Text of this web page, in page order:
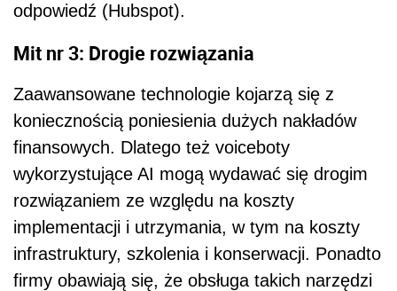
odpowiedź (Hubspot).
Mit nr 3: Drogie rozwiązania
Zaawansowane technologie kojarzą się z
koniecznością poniesienia dużych nakładów
finansowych. Dlatego też voiceboty
wykorzystujące AI mogą wydawać się drogim
rozwiązaniem ze względu na koszty
implementacji i utrzymania, w tym na koszty
infrastruktury, szkolenia i konserwacji. Ponadto
firmy obawiają się, że obsługa takich narzędzi